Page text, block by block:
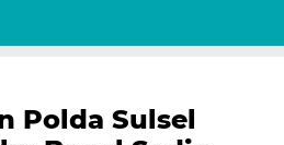
Polda Sulsel